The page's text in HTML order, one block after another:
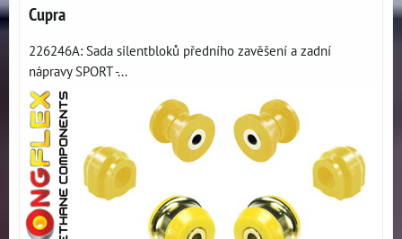
Cupra
226246A: Sada silentbloků předního zavěšení a zadní
nápravy SPORT -...